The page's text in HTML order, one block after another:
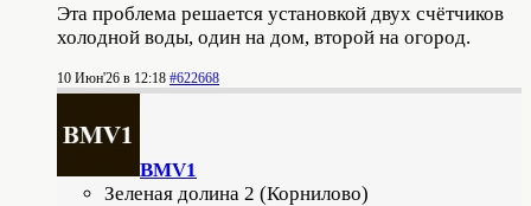
Эта проблема решается установкой двух счётчиков
холодной воды, один на дом, второй на огород.
10 Июн'26 в 12:18 #622668
BMV1
Зеленая долина 2 (Корнилово)